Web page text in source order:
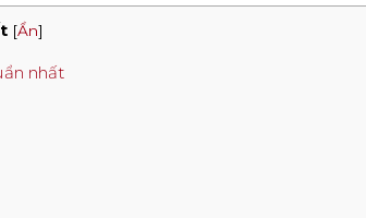
[Ẩn]
nhất